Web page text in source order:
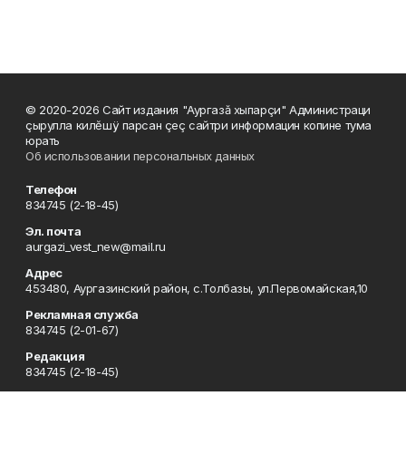
© 2020-2026 Сайт издания "Аургазă хыпарçи" Администраци
çырулла килĕшÿ парсан çеç сайтри информацин копине тума
юрать
Об использовании персональных данных
Телефон
834745 (2-18-45)
Эл. почта
aurgazi_vest_new@mail.ru
Адрес
453480, Аургазинский район, с.Толбазы, ул.Первомайская,10
Рекламная служба
834745 (2-01-67)
Редакция
834745 (2-18-45)